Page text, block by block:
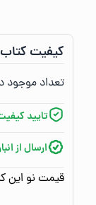
کیفیت
تعداد موجود
تایید
ارسال از
قیمت نو این